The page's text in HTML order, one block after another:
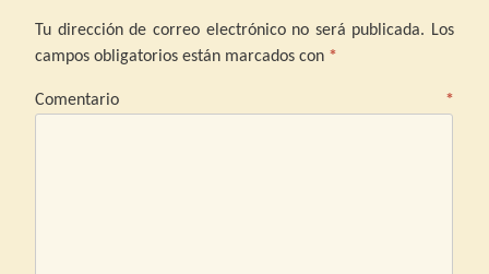
Tu dirección de correo electrónico no será publicada. Los
campos obligatorios están marcados con *
Comentario *